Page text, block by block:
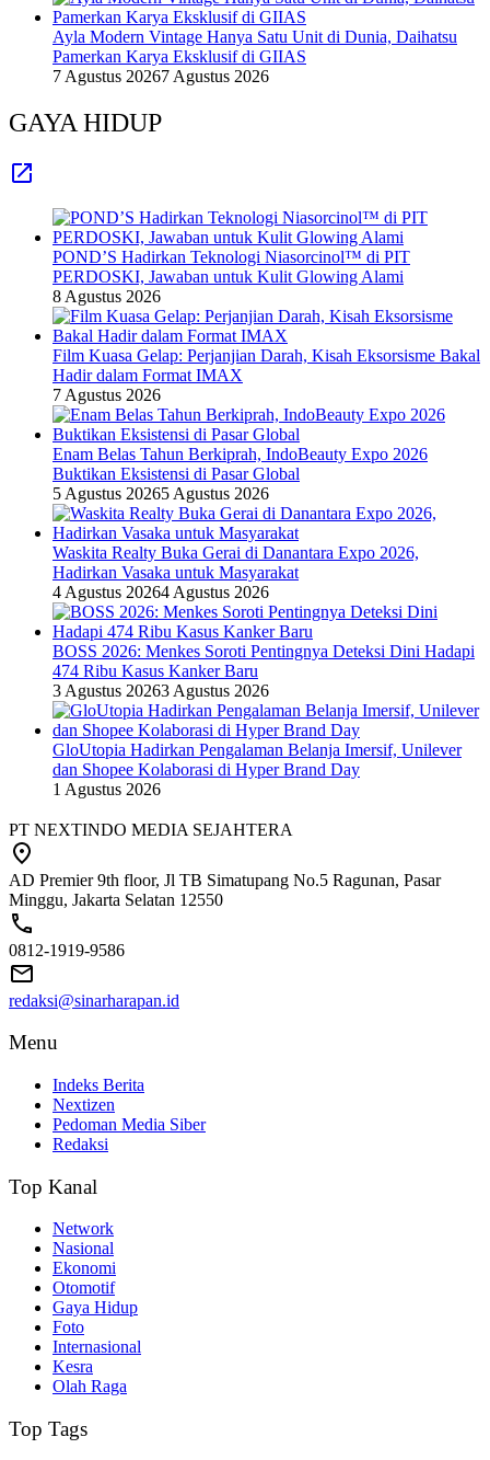
Ayla Modern Vintage Hanya Satu Unit di Dunia, Daihatsu
Pamerkan Karya Eksklusif di GIIAS
7 Agustus 20267 Agustus 2026
GAYA HIDUP
POND’S Hadirkan Teknologi Niasorcinol™ di PIT
PERDOSKI, Jawaban untuk Kulit Glowing Alami
8 Agustus 2026
Film Kuasa Gelap: Perjanjian Darah, Kisah Eksorsisme Bakal
Hadir dalam Format IMAX
7 Agustus 2026
Enam Belas Tahun Berkiprah, IndoBeauty Expo 2026
Buktikan Eksistensi di Pasar Global
5 Agustus 20265 Agustus 2026
Waskita Realty Buka Gerai di Danantara Expo 2026,
Hadirkan Vasaka untuk Masyarakat
4 Agustus 20264 Agustus 2026
BOSS 2026: Menkes Soroti Pentingnya Deteksi Dini Hadapi
474 Ribu Kasus Kanker Baru
3 Agustus 20263 Agustus 2026
GloUtopia Hadirkan Pengalaman Belanja Imersif, Unilever
dan Shopee Kolaborasi di Hyper Brand Day
1 Agustus 2026
PT NEXTINDO MEDIA SEJAHTERA
AD Premier 9th floor, Jl TB Simatupang No.5 Ragunan, Pasar
Minggu, Jakarta Selatan 12550
0812-1919-9586
redaksi@sinarharapan.id
Menu
Indeks Berita
Nextizen
Pedoman Media Siber
Redaksi
Top Kanal
Network
Nasional
Ekonomi
Otomotif
Gaya Hidup
Foto
Internasional
Kesra
Olah Raga
Top Tags